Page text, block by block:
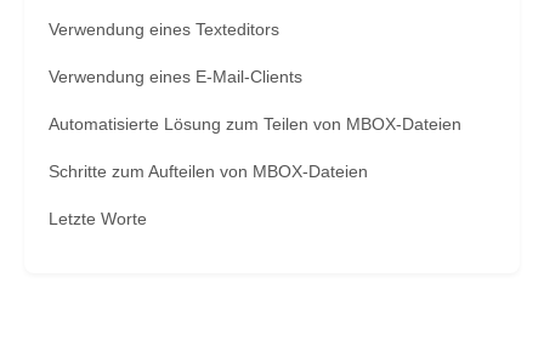
Verwendung eines Texteditors
Verwendung eines E-Mail-Clients
Automatisierte Lösung zum Teilen von MBOX-Dateien
Schritte zum Aufteilen von MBOX-Dateien
Letzte Worte